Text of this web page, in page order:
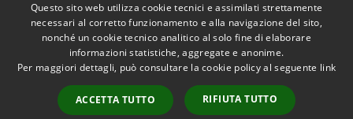
RSS
Accessibilità
Copyright © 2026 • Comune di
Municipium•
Accesso
Questo sito web utilizza cookie tecnici e assimilati strettamente
necessari al corretto funzionamento e alla navigazione del sito,
nonché un cookie tecnico analitico al solo fine di elaborare
informazioni statistiche, aggregate e anonime.
Per maggiori dettagli, può consultare la cookie policy al seguente link
ACCETTA TUTTO RIFIUTA TUTTO